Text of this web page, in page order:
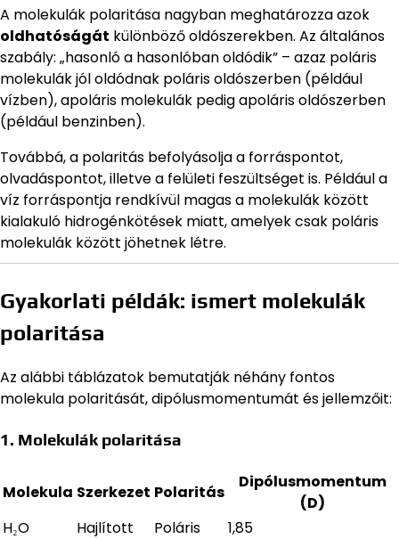
A molekulák polaritása nagyban meghatározza azok
oldhatóságát különböző oldószerekben. Az általános
szabály: „hasonló a hasonlóban oldódik” – azaz poláris
molekulák jól oldódnak poláris oldószerben (például
vízben), apoláris molekulák pedig apoláris oldószerben
(például benzinben).
Továbbá, a polaritás befolyásolja a forráspontot,
olvadáspontot, illetve a felületi feszültséget is. Például a
víz forráspontja rendkívül magas a molekulák között
kialakuló hidrogénkötések miatt, amelyek csak poláris
molekulák között jöhetnek létre.
Gyakorlati példák: ismert molekulák
polaritása
Az alábbi táblázatok bemutatják néhány fontos
molekula polaritását, dipólusmomentumát és jellemzőit:
1. Molekulák polaritása
Molekula Szerkezet Polaritás
Dipólusmomentum
(D)
H₂O
Hajlított Poláris
1,85